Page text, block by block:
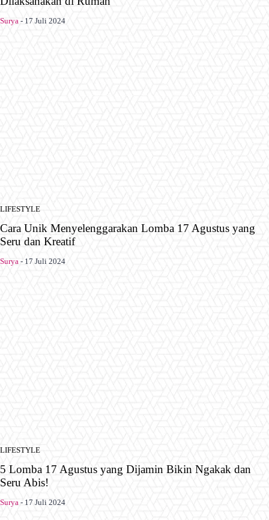
Surya - 17 Juli 2024
LIFESTYLE
Cara Unik Menyelenggarakan Lomba 17 Agustus yang
Seru dan Kreatif
Surya - 17 Juli 2024
LIFESTYLE
5 Lomba 17 Agustus yang Dijamin Bikin Ngakak dan
Seru Abis!
Surya - 17 Juli 2024